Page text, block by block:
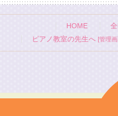
HOME
ピアノ教室の先生へ [管理